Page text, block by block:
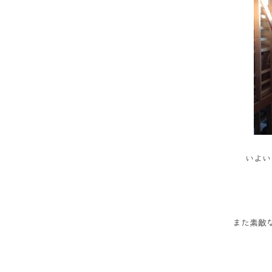
いよ
また素敵